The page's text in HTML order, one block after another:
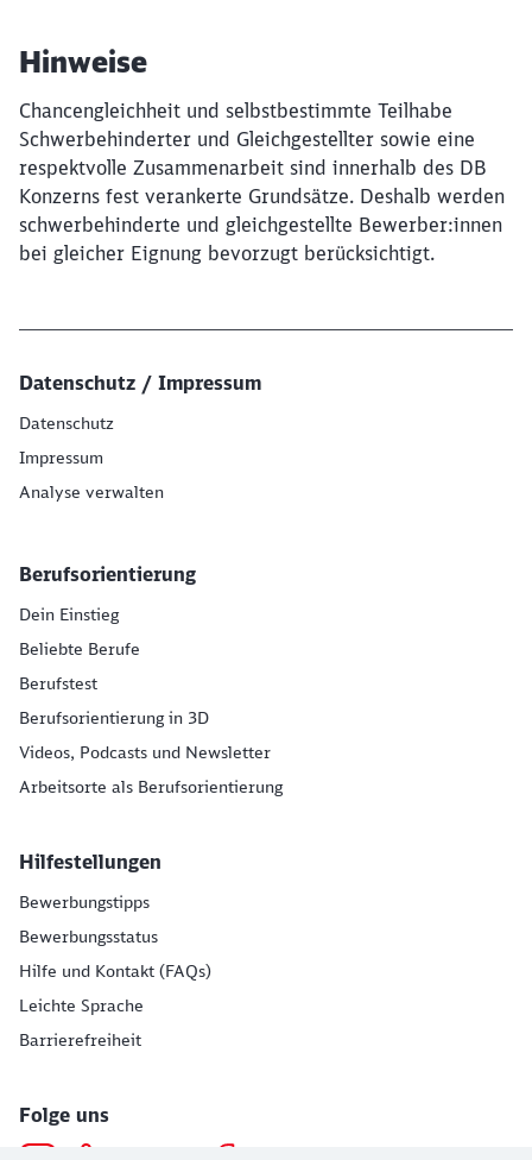
Hinweise
Chancengleichheit und selbstbestimmte Teilhabe
Schwerbehinderter und Gleichgestellter sowie eine
respektvolle Zusammenarbeit sind innerhalb des DB
Konzerns fest verankerte Grundsätze. Deshalb werden
schwerbehinderte und gleichgestellte Bewerber:innen
bei gleicher Eignung bevorzugt berücksichtigt.
Datenschutz / Impressum
Datenschutz
Impressum
Analyse verwalten
Berufsorientierung
Dein Einstieg
Beliebte Berufe
Berufstest
Berufsorientierung in 3D
Videos, Podcasts und Newsletter
Arbeitsorte als Berufsorientierung
Hilfestellungen
Bewerbungstipps
Bewerbungsstatus
Hilfe und Kontakt (FAQs)
Leichte Sprache
Barrierefreiheit
Folge uns